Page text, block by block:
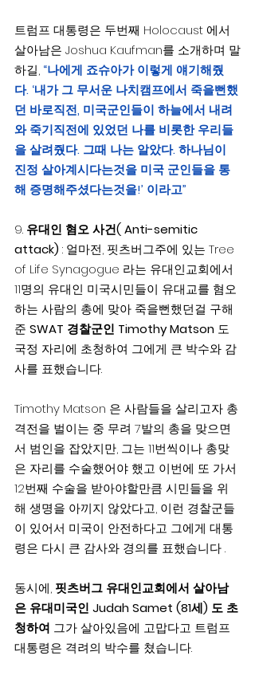
트럼프 대통령은 두번째 Holocaust 에서
살아남은 Joshua Kaufman를 소개하며 말
하길, “나에게 죠슈아가 이렇게 얘기해줬
다. ‘내가 그 무서운 나치캠프에서 죽을뻔했
던 바로직전, 미국군인들이 하늘에서 내려
와 죽기직전에 있었던 나를 비롯한 우리들
을 살려줬다. 그때 나는 알았다. 하나님이
진정 살아계시다는것을 미국 군인들을 통
해 증명해주셨다는것을!’ 이라고”
9. 유대인 혐오 사건( Anti-semitic
attack) : 얼마전, 핏츠버그주에 있는 Tree
of Life Synagogue 라는 유대인교회에서
11명의 유대인 미국시민들이 유대교를 혐오
하는 사람의 총에 맞아 죽을뻔했던걸 구해
준 SWAT 경찰군인 Timothy Matson 도
국정 자리에 초청하여 그에게 큰 박수와 감
사를 표했습니다.
Timothy Matson 은 사람들을 살리고자 총
격전을 벌이는 중 무려 7발의 총을 맞으면
서 범인을 잡았지만, 그는 11번씩이나 총맞
은 자리를 수술했어야 했고 이번에 또 가서
12번째 수술을 받아야할만큼 시민들을 위
해 생명을 아끼지 않았다고, 이런 경찰군들
이 있어서 미국이 안전하다고 그에게 대통
령은 다시 큰 감사와 경의를 표했습니다 .
동시에, 핏츠버그 유대인교회에서 살아남
은 유대미국인 Judah Samet (81세) 도 초
청하여 그가 살아있음에 고맙다고 트럼프
대통령은 격려의 박수를 쳤습니다.